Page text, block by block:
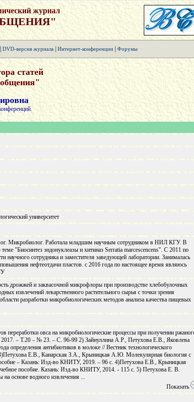
журнал
DVD-версия журнала| Интернет-конференции| Форумы
статей
университет
Микробиолог. Работала младшим научным сотрудником в НИЛ КГУ. В
"Биосинтез эндонуклеазы и хитиназ Serratia marcescencens". C 2011 по
сотрудника и заместителя заведующей лаборатории. Занималась
нефтеотдачи пластов. с 2016 года по настоящее время являюсь
дрожжей и заквасочной микрофлоры при производстве хлебобулочных
извлечений лекарственного растительного сырья с точки зрения
разработки микробиологических методов анализа качества пищевых
переработки овса на микробиологические процессы при получении
2017. – Т.20 – № 23. – С. 96-99 2) Зайнуллина А.Р., Петухова Е.В., Яковлева
определения антибиотиков в молоке // Вестник технологического
Е.В., Канарская З.А., Крыницкая А.Ю. Молекулярная биология с
– Казань: Изд-во КНИТУ, 2019. – 96 с. 4)Петухова Е.В., Крыницкая
пособие. Казань: Изд-во КНИТУ, 2014. - 115 с. 5) Петухова Е. В.
основе водного извлечения ...
Показать